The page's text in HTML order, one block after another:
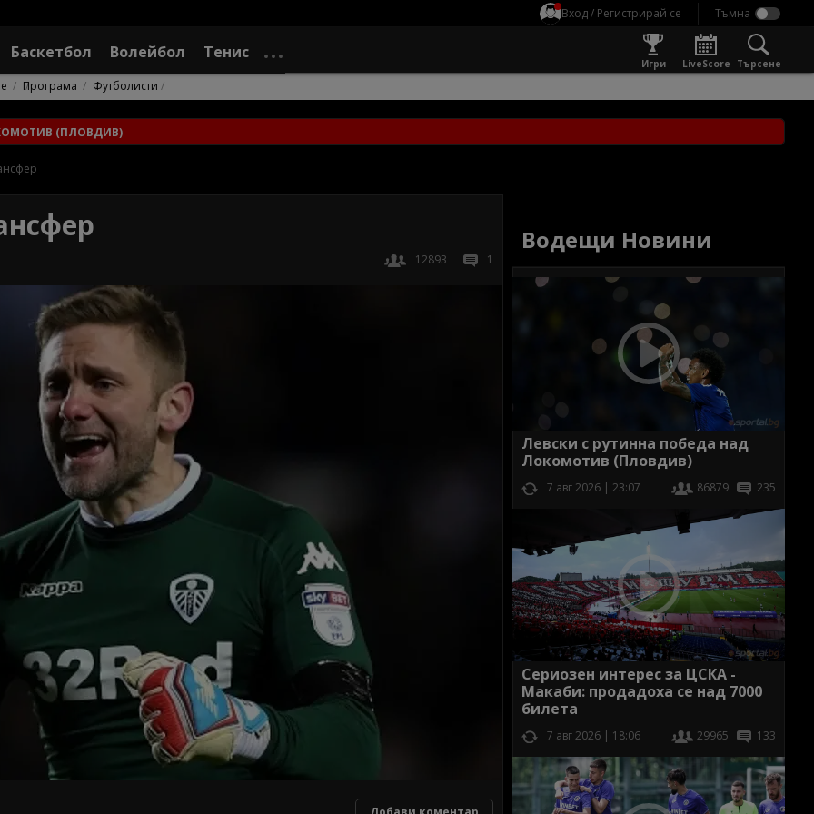
Вход / Регистрирай се
Баскетбол Волейбол Тенис
Игри LiveScore Търсене
Програма Футболисти
(ПЛОВДИВ)
12893 1
Водещи Новини
Левски с рутинна победа над
Локомотив (Пловдив)
7 авг 2026 | 23:07 86879 235
Сериозен интерес за ЦСКА -
Макаби: продадоха се над 7000
билета
7 авг 2026 | 18:06 29965 133